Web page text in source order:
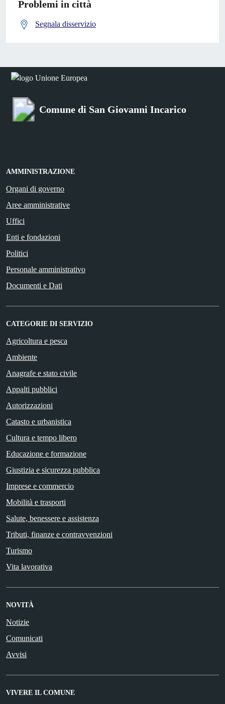
Problemi in città
Segnala disservizio
Comune di San Giovanni Incarico
AMMINISTRAZIONE
Organi di governo
Aree amministrative
Uffici
Enti e fondazioni
Politici
Personale amministrativo
Documenti e Dati
CATEGORIE DI SERVIZIO
Agricoltura e pesca
Ambiente
Anagrafe e stato civile
Appalti pubblici
Autorizzazioni
Catasto e urbanistica
Cultura e tempo libero
Educazione e formazione
Giustizia e sicurezza pubblica
Imprese e commercio
Mobilità e trasporti
Salute, benessere e assistenza
Tributi, finanze e contravvenzioni
Turismo
Vita lavorativa
NOVITÀ
Notizie
Comunicati
Avvisi
VIVERE IL COMUNE